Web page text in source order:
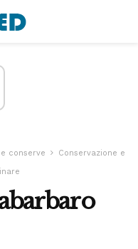
conserve
Conservazione e